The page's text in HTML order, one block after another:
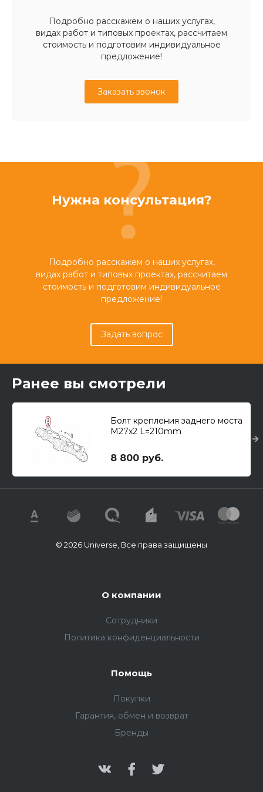
Подробно расскажем о наших услугах,
видах работ и типовых проектах, рассчитаем
стоимость и подготовим индивидуальное
предложение!
Заказать звонок
Нужна консультация?
Подробно расскажем о наших услугах,
видах работ и типовых проектах, рассчитаем
стоимость и подготовим индивидуальное
предложение!
Задать вопрос
Ранее вы смотрели
Болт крепления заднего моста
М27x2 L=210mm
8 800 руб.
© 2026 Universe, Все права защищены
О компании
Сотрудники
Политика конфиденциальности
Помощь
Покупки
Гарантия, обмен и возврат
Бренды